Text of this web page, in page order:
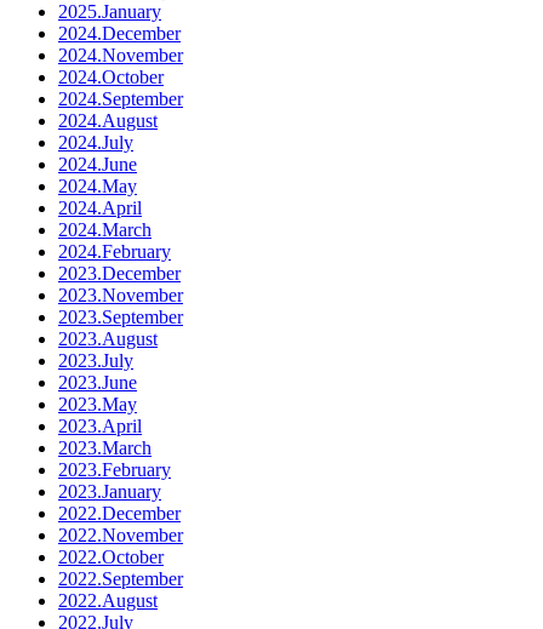
2025.January
2024.December
2024.November
2024.October
2024.September
2024.August
2024.July
2024.June
2024.May
2024.April
2024.March
2024.February
2023.December
2023.November
2023.September
2023.August
2023.July
2023.June
2023.May
2023.April
2023.March
2023.February
2023.January
2022.December
2022.November
2022.October
2022.September
2022.August
2022.July